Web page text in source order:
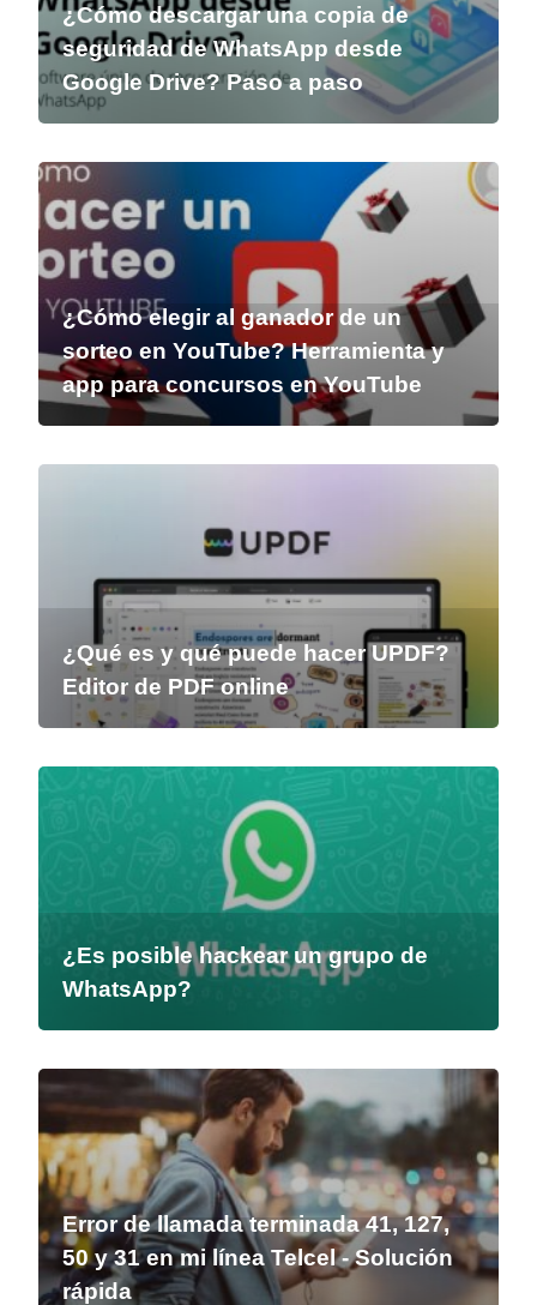
¿Cómo descargar una copia de
seguridad de WhatsApp desde
Google Drive? Paso a paso
¿Cómo elegir al ganador de un
sorteo en YouTube? Herramienta y
app para concursos en YouTube
¿Qué es y qué puede hacer UPDF?
Editor de PDF online
¿Es posible hackear un grupo de
WhatsApp?
Error de llamada terminada 41, 127,
50 y 31 en mi línea Telcel - Solución
rápida